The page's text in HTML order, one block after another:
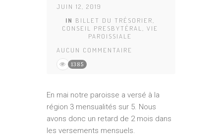
JUIN 12, 2019
IN BILLET DU TRÉSORIER,
CONSEIL PRESBYTÉRAL, VIE
PAROISSIALE
AUCUN COMMENTAIRE
1385
En mai notre paroisse a versé à la
région 3 mensualités sur 5. Nous
avons donc un retard de 2 mois dans
les versements mensuels.